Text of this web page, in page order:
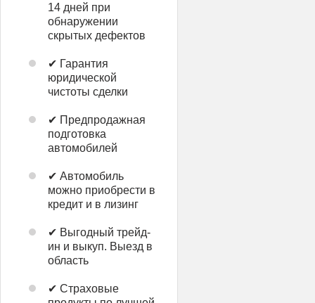
14 дней при
обнаружении
скрытых дефектов
✔ Гарантия
юридической
чистоты сделки
✔ Предпродажная
подготовка
автомобилей
✔ Автомобиль
можно приобрести в
кредит и в лизинг
✔ Выгодный трейд-
ин и выкуп. Выезд в
область
✔ Страховые